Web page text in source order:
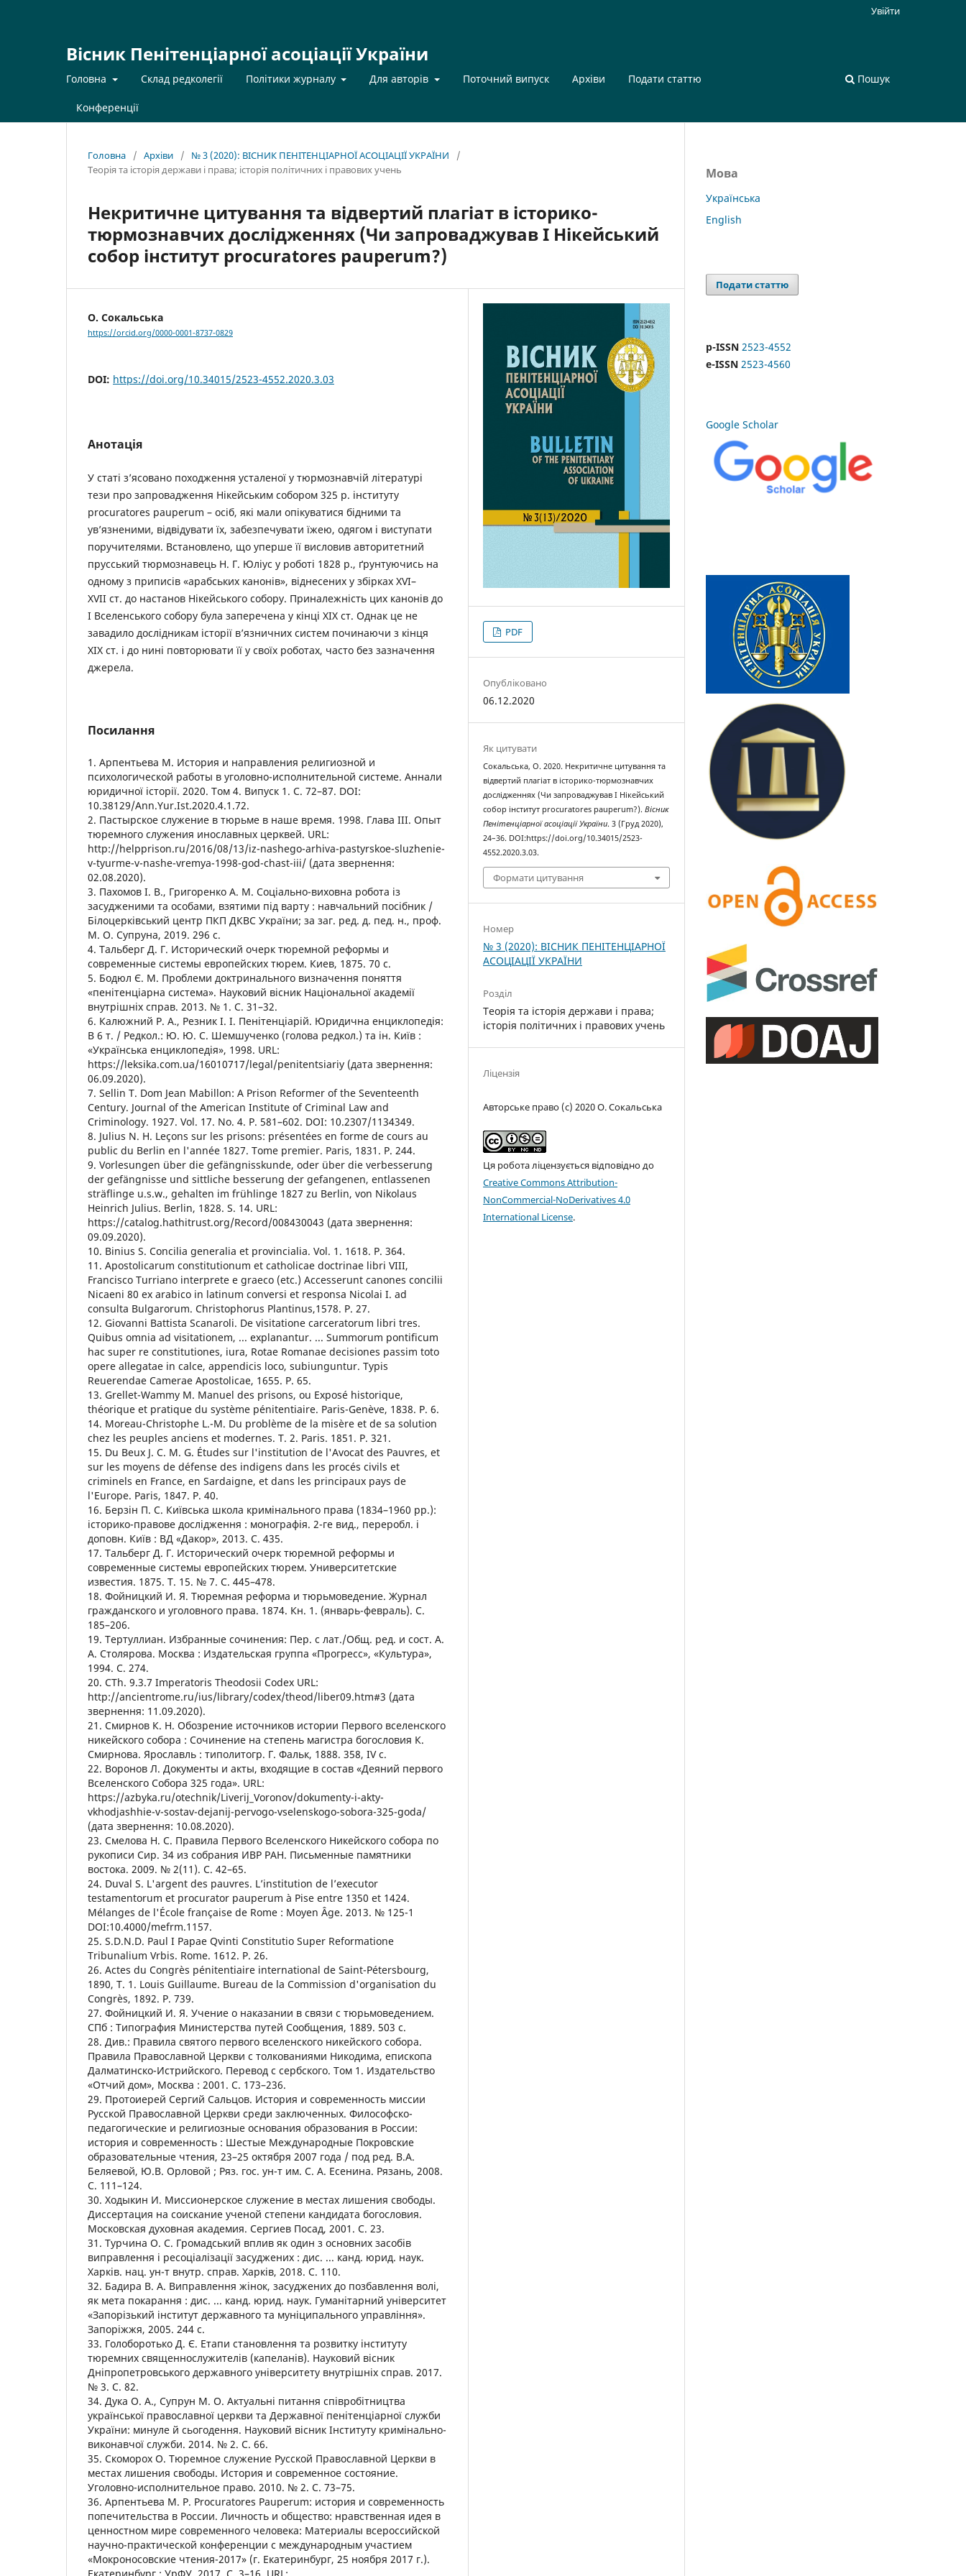
Вісник Пенітенціарної асоціації України
Головна Склад редколегії Політики журналу Для авторів Поточний випуск Архіви Подати статтю
Конференції
Пошук
Увійти
Головна / Архіви / № 3 (2020): ВІСНИК ПЕНІТЕНЦІАРНОЇ АСОЦІАЦІЇ УКРАЇНИ
/
Теорія та історія держави і права; історія політичних і правових учень
Некритичне цитування та відвертий плагіат в історико-
тюрмознавчих дослідженнях (Чи запроваджував І Нікейський
собор інститут procuratores pauperum?)
О. Сокальська
https://orcid.org/0000-0001-8737-0829
DOI: https://doi.org/10.34015/2523-4552.2020.3.03
Анотація
У статі з’ясовано походження усталеної у тюрмознавчій літературі
тези про запровадження Нікейським собором 325 р. інституту
procuratores pauperum – осіб, які мали опікуватися бідними та
ув’язненими, відвідувати їх, забезпечувати їжею, одягом і виступати
поручителями. Встановлено, що уперше її висловив авторитетний
прусський тюрмознавець Н. Г. Юліус у роботі 1828 р., ґрунтуючись на
одному з приписів «арабських канонів», віднесених у збірках XVI–
XVII ст. до настанов Нікейського собору. Приналежність цих канонів до
I Вселенського собору була заперечена у кінці XIX ст. Однак це не
завадило дослідникам історії в’язничних систем починаючи з кінця
XIX ст. і до нині повторювати її у своїх роботах, часто без зазначення
джерела.
Посилання
1. Арпентьева М. История и направления религиозной и
психологической работы в уголовно-исполнительной системе. Аннали
юридичної історії. 2020. Том 4. Випуск 1. С. 72–87. DOI:
10.38129/Ann.Yur.Ist.2020.4.1.72.
2. Пастырское служение в тюрьме в наше время. 1998. Глава III. Опыт
тюремного служения инославных церквей. URL:
http://helpprison.ru/2016/08/13/iz-nashego-arhiva-pastyrskoe-sluzhenie-
v-tyurme-v-nashe-vremya-1998-god-chast-iii/ (дата звернення:
02.08.2020).
3. Пахомов І. В., Григоренко А. М. Соціально-виховна робота із
засудженими та особами, взятими під варту : навчальний посібник /
Білоцерківський центр ПКП ДКВС України; за заг. ред. д. пед. н., проф.
М. О. Супруна, 2019. 296 с.
4. Тальберг Д. Г. Исторический очерк тюремной реформы и
современные системы европейских тюрем. Киев, 1875. 70 с.
5. Бодюл Є. М. Проблеми доктринального визначення поняття
«пенітенціарна система». Науковий вісник Національної академії
внутрішніх справ. 2013. № 1. С. 31–32.
6. Калюжний Р. А., Резник І. І. Пенітенціарій. Юридична енциклопедія:
В 6 т. / Редкол.: Ю. Ю. С. Шемшученко (голова редкол.) та ін. Київ :
«Українська енциклопедія», 1998. URL:
https://leksika.com.ua/16010717/legal/penitentsiariy (дата звернення:
06.09.2020).
7. Sellin T. Dom Jean Mabillon: A Prison Reformer of the Seventeenth
Century. Journal of the American Institute of Criminal Law and
Criminology. 1927. Vol. 17. No. 4. P. 581–602. DOI: 10.2307/1134349.
8. Julius N. H. Leçons sur les prisons: présentées en forme de cours au
public du Berlin en l'année 1827. Tome premier. Paris, 1831. P. 244.
9. Vorlesungen über die gefängnisskunde, oder über die verbesserung
der gefängnisse und sittliche besserung der gefangenen, entlassenen
sträflinge u.s.w., gehalten im frühlinge 1827 zu Berlin, von Nikolaus
Heinrich Julius. Berlin, 1828. S. 14. URL:
https://catalog.hathitrust.org/Record/008430043 (дата звернення:
09.09.2020).
10. Binius S. Concilia generalia et provincialia. Vol. 1. 1618. P. 364.
11. Apostolicarum constitutionum et catholicae doctrinae libri VIII,
Francisco Turriano interprete e graeco (etc.) Accesserunt canones concilii
Nicaeni 80 ex arabico in latinum conversi et responsa Nicolai I. ad
consulta Bulgarorum. Christophorus Plantinus,1578. P. 27.
12. Giovanni Battista Scanaroli. De visitatione carceratorum libri tres.
Quibus omnia ad visitationem, ... explanantur. ... Summorum pontificum
hac super re constitutiones, iura, Rotae Romanae decisiones passim toto
opere allegatae in calce, appendicis loco, subiunguntur. Typis
Reuerendae Camerae Apostolicae, 1655. P. 65.
13. Grellet-Wammy M. Manuel des prisons, ou Exposé historique,
théorique et pratique du système pénitentiaire. Paris-Genève, 1838. P. 6.
14. Moreau-Christophe L.-M. Du problème de la misère et de sa solution
chez les peuples anciens et modernes. Т. 2. Paris. 1851. P. 321.
15. Du Beux J. C. M. G. Études sur l'institution de l'Avocat des Pauvres, et
sur les moyens de défense des indigens dans les procés civils et
criminels en France, en Sardaigne, et dans les principaux pays de
l'Europe. Paris, 1847. P. 40.
16. Берзін П. С. Київська школа кримінального права (1834–1960 рр.):
історико-правове дослідження : монографія. 2-ге вид., переробл. і
доповн. Київ : ВД «Дакор», 2013. С. 435.
17. Тальберг Д. Г. Исторический очерк тюремной реформы и
современные системы европейских тюрем. Университетские
известия. 1875. Т. 15. № 7. С. 445–478.
18. Фойницкий И. Я. Тюремная реформа и тюрьмоведение. Журнал
гражданского и уголовного права. 1874. Кн. 1. (январь-февраль). С.
185–206.
19. Тертуллиан. Избранные сочинения: Пер. с лат./Общ. ред. и сост. А.
А. Столярова. Москва : Издательская группа «Прогресс», «Культура»,
1994. С. 274.
20. CTh. 9.3.7 Imperatoris Theodosii Codex URL:
http://ancientrome.ru/ius/library/codex/theod/liber09.htm#3 (дата
звернення: 11.09.2020).
21. Смирнов К. Н. Обозрение источников истории Первого вселенского
никейского собора : Сочинение на степень магистра богословия К.
Смирнова. Ярославль : типолитогр. Г. Фальк, 1888. 358, IV с.
22. Воронов Л. Документы и акты, входящие в состав «Деяний первого
Вселенского Собора 325 года». URL:
https://azbyka.ru/otechnik/Liverij_Voronov/dokumenty-i-akty-
vkhodjashhie-v-sostav-dejanij-pervogo-vselenskogo-sobora-325-goda/
(дата звернення: 10.08.2020).
23. Смелова Н. С. Правила Первого Вселенского Никейского собора по
рукописи Сир. 34 из собрания ИВР РАН. Письменные памятники
востока. 2009. № 2(11). С. 42–65.
24. Duval S. L'argent des pauvres. L’institution de l’executor
testamentorum et procurator pauperum à Pise entre 1350 et 1424.
Mélanges de l'École française de Rome : Moyen Âge. 2013. № 125-1
DOI:10.4000/mefrm.1157.
25. S.D.N.D. Paul I Papae Qvinti Constitutio Super Reformatione
Tribunalium Vrbis. Rome. 1612. P. 26.
26. Actes du Congrès pénitentiaire international de Saint-Pétersbourg,
1890, Т. 1. Louis Guillaume. Bureau de la Commission d'organisation du
Congrès, 1892. P. 739.
27. Фойницкий И. Я. Учение о наказании в связи с тюрьмоведением.
СПб : Типография Министерства путей Сообщения, 1889. 503 с.
28. Див.: Правила святого первого вселенского никейского собора.
Правила Православной Церкви с толкованиями Никодима, епископа
Далматинско-Истрийского. Перевод с сербского. Том 1. Издательство
«Отчий дом», Москва : 2001. С. 173–236.
29. Протоиерей Сергий Сальцов. История и современность миссии
Русской Православной Церкви среди заключенных. Философско-
педагогические и религиозные основания образования в России:
история и современность : Шестые Международные Покровские
образовательные чтения, 23–25 октября 2007 года / под ред. В.А.
Беляевой, Ю.В. Орловой ; Ряз. гос. ун-т им. С. А. Есенина. Рязань, 2008.
С. 111–124.
30. Ходыкин И. Миссионерское служение в местах лишения свободы.
Диссертация на соискание ученой степени кандидата богословия.
Московская духовная академия. Сергиев Посад, 2001. С. 23.
31. Турчина О. С. Громадський вплив як один з основних засобів
виправлення і ресоціалізації засуджених : дис. ... канд. юрид. наук.
Харків. нац. ун-т внутр. справ. Харків, 2018. С. 110.
32. Бадира В. А. Виправлення жінок, засуджених до позбавлення волі,
як мета покарання : дис. ... канд. юрид. наук. Гуманітарний університет
«Запорізький інститут державного та муніципального управління».
Запоріжжя, 2005. 244 с.
33. Голоборотько Д. Є. Етапи становлення та розвитку інституту
тюремних священнослужителів (капеланів). Науковий вісник
Дніпропетровського державного університету внутрішніх справ. 2017.
№ 3. С. 82.
34. Дука О. А., Супрун М. О. Актуальні питання співробітництва
української православної церкви та Державної пенітенціарної служби
України: минуле й сьогодення. Науковий вісник Інституту кримінально-
виконавчої служби. 2014. № 2. С. 66.
35. Скоморох О. Тюремное служение Русской Православной Церкви в
местах лишения свободы. История и современное состояние.
Уголовно-исполнительное право. 2010. № 2. С. 73–75.
36. Арпентьева М. Р. Procuratores Pauperum: история и современность
попечительства в России. Личность и общество: нравственная идея в
ценностном мире современного человека: Материалы всероссийской
научно-практической конференции с международным участием
«Мокроносовские чтения-2017» (г. Екатеринбург, 25 ноября 2017 г.).
PDF
Опубліковано
06.12.2020
Як цитувати
Сокальська, О. 2020. Некритичне цитування та
відвертий плагіат в історико-тюрмознавчих
дослідженнях (Чи запроваджував І Нікейський
собор інститут procuratores pauperum?).Вісник
Пенітенціарної асоціації України. 3 (Груд 2020),
24–36. DOI:https://doi.org/10.34015/2523-
4552.2020.3.03.
Формати цитування
Номер
№ 3 (2020): ВІСНИК ПЕНІТЕНЦІАРНОЇ
АСОЦІАЦІЇ УКРАЇНИ
Розділ
Теорія та історія держави і права;
історія політичних і правових учень
Ліцензія
Авторське право (c) 2020 О. Сокальська
Ця робота ліцензується відповідно до
Creative Commons Attribution-
NonCommercial-NoDerivatives 4.0
International License.
Мова
Українська
English
Подати статтю
p-ISSN 2523-4552
e-ISSN 2523-4560
Google Scholar